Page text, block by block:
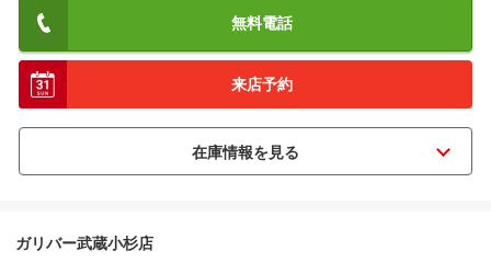
無料電話
来店予約
ガリバー武蔵小杉店